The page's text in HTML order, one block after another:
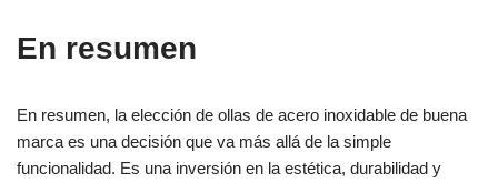
En resumen
En resumen, la elección de ollas de acero inoxidable de buena
marca es una decisión que va más allá de la simple
funcionalidad. Es una inversión en la estética, durabilidad y